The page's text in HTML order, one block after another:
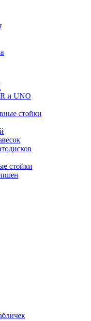
и UNO
стойки
стойки